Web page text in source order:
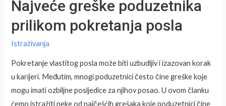
Najveće greške poduzetnika
prilikom pokretanja posla
Istraživanja
Pokretanje vlastitog posla može biti uzbudljiv i izazovan korak
u karijeri. Međutim, mnogi poduzetnici često čine greške koje
mogu imati ozbiljne posljedice za njihov posao. U ovom članku
ćemo istražiti neke od najčešćih grešaka koje poduzetnici čine